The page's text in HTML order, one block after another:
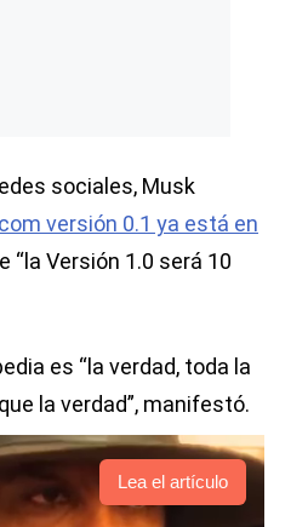
sociales, Musk
versión 0.1 ya está en
“la Versión 1.0 será 10
es “la verdad, toda la
la verdad”, manifestó.
Lea el artículo